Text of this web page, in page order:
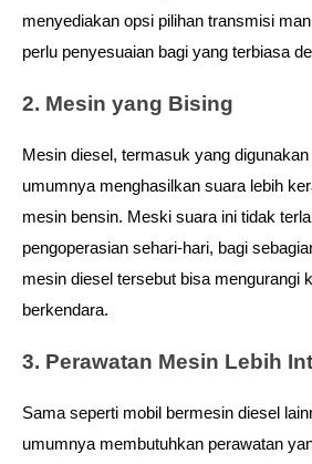
menyediakan opsi pilihan transmisi
perlu penyesuaian bagi yang terbiasa
2. Mesin yang Bising
Mesin diesel, termasuk yang
umumnya menghasilkan suara lebih
mesin bensin. Meski suara ini tidak
pengoperasian sehari-hari, bagi
mesin diesel tersebut bisa mengurangi
berkendara.
3. Perawatan Mesin Lebih
Sama seperti mobil bermesin diesel
umumnya membutuhkan perawatan